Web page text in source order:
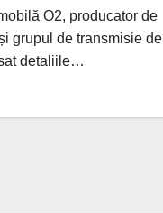
O2, producator de
grupul de transmisie de
detaliile…